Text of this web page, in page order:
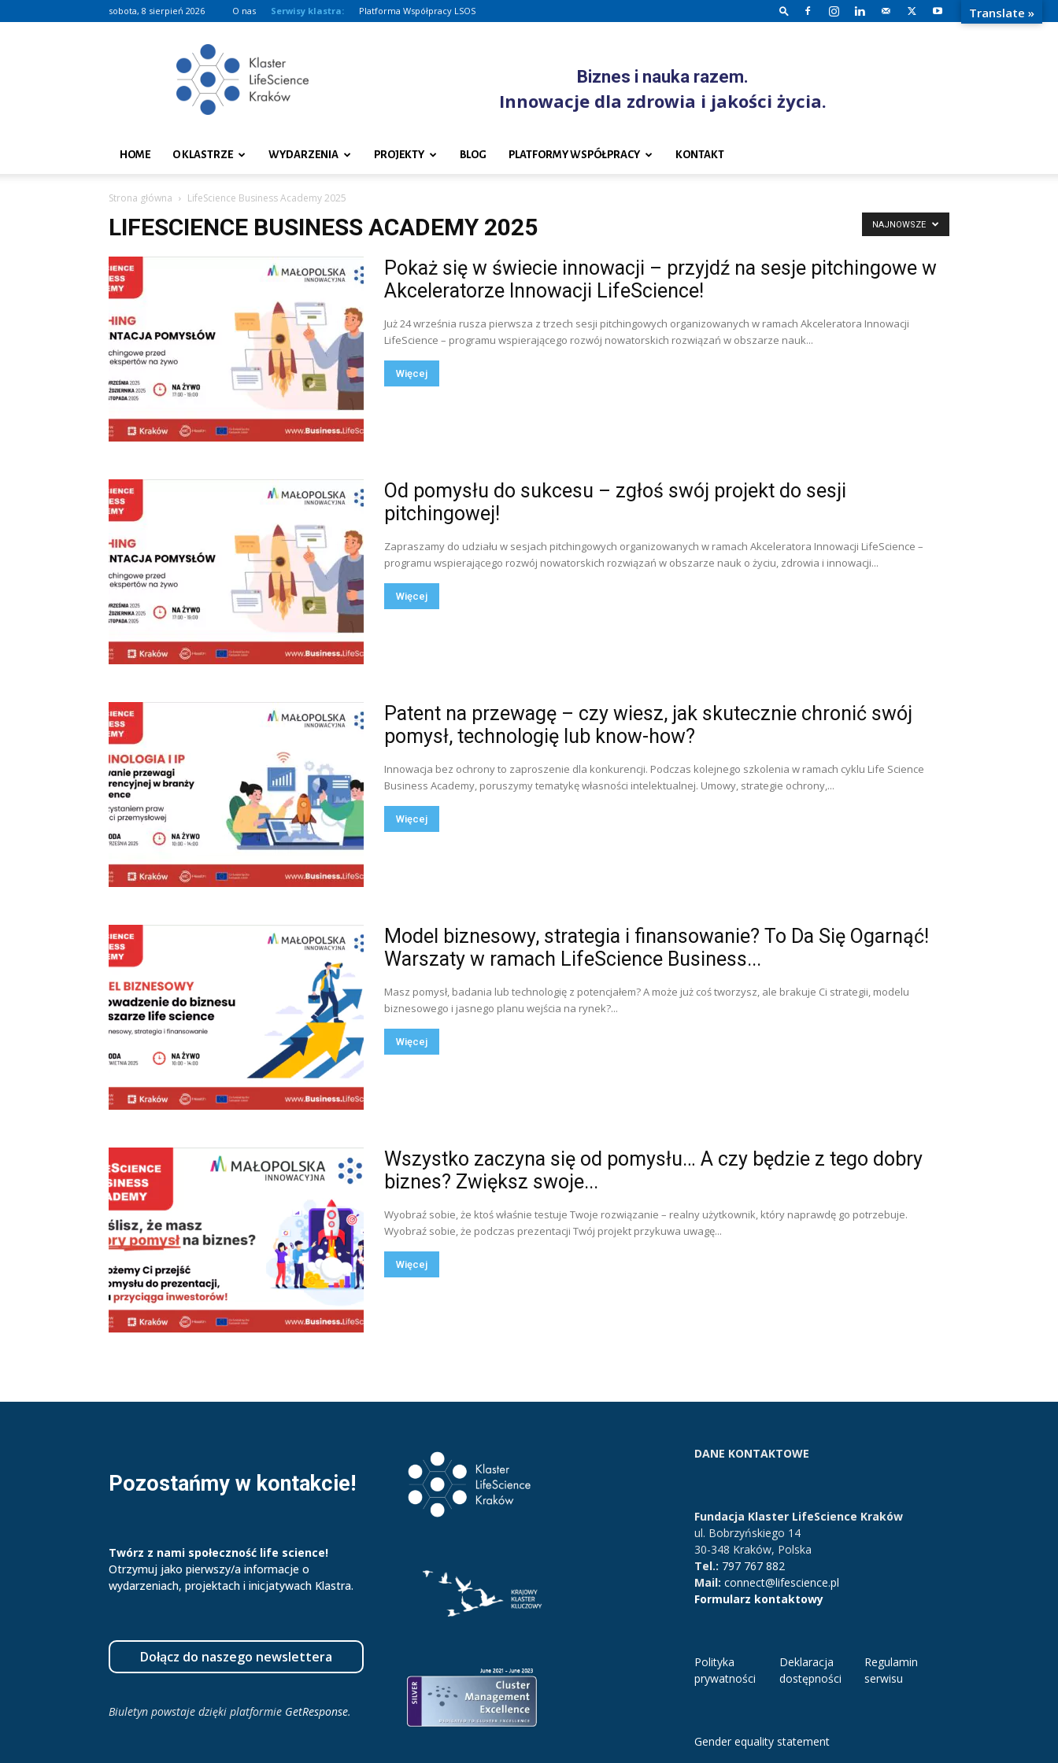
sobota, 8 sierpień 2026 O nas Serwisy klastra: Platforma Współpracy LSOS
LifeScience
Kraków
Biznes i nauka razem.
Innowacje dla zdrowia i jakości życia.
HOME O KLASTRZE WYDARZENIA PROJEKTY BLOG PLATFORMY WSPÓŁPRACY KONTAKT
Strona główna LifeScience Business Academy 2025
LIFESCIENCE BUSINESS ACADEMY 2025 NAJNOWSZE
Pokaż się w świecie innowacji – przyjdź na sesje pitchingowe w
Akceleratorze Innowacji LifeScience!
Już 24 września rusza pierwsza z trzech sesji pitchingowych organizowanych w ramach Akceleratora Innowacji
LifeScience – programu wspierającego rozwój nowatorskich rozwiązań w obszarze nauk...
Więcej
Od pomysłu do sukcesu – zgłoś swój projekt do sesji
pitchingowej!
Zapraszamy do udziału w sesjach pitchingowych organizowanych w ramach Akceleratora Innowacji LifeScience –
programu wspierającego rozwój nowatorskich rozwiązań w obszarze nauk o życiu, zdrowia i innowacji...
Więcej
Patent na przewagę – czy wiesz, jak skutecznie chronić swój
pomysł, technologię lub know-how?
Innowacja bez ochrony to zaproszenie dla konkurencji. Podczas kolejnego szkolenia w ramach cyklu Life Science
Business Academy, poruszymy tematykę własności intelektualnej. Umowy, strategie ochrony,...
Więcej
Model biznesowy, strategia i finansowanie? To Da Się Ogarnąć!
Warszaty w ramach LifeScience Business...
Masz pomysł, badania lub technologię z potencjałem? A może już coś tworzysz, ale brakuje Ci strategii, modelu
biznesowego i jasnego planu wejścia na rynek?...
Więcej
Wszystko zaczyna się od pomysłu… A czy będzie z tego dobry
biznes? Zwiększ swoje...
Wyobraź sobie, że ktoś właśnie testuje Twoje rozwiązanie – realny użytkownik, który naprawdę go potrzebuje.
Wyobraź sobie, że podczas prezentacji Twój projekt przykuwa uwagę...
Więcej
Pozostańmy w kontakcie!
Twórz z nami społeczność life science!
Otrzymuj jako pierwszy/a informacje o
wydarzeniach, projektach i inicjatywach Klastra.
Dołącz do naszego newslettera
Biuletyn powstaje dzięki platformie GetResponse.
DANE KONTAKTOWE
Fundacja Klaster LifeScience Kraków
ul. Bobrzyńskiego 14
30-348 Kraków, Polska
Tel.: 797 767 882
Mail: connect@lifescience.pl
Formularz kontaktowy
Polityka
prywatności
Deklaracja
dostępności
Regulamin
serwisu
Gender equality statement
Translate »